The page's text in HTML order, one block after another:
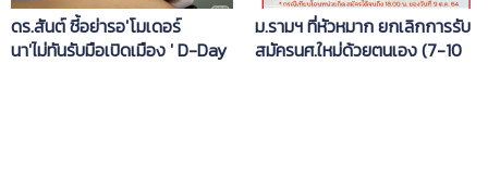
ดร.สันต์ ชี้อย่ารอ'โมเดอร์
นา'ไม่ทันรับมือเปิดเมือง ' D-Day
ม.รามฯ ที่หัวหมาก ยกเลิกการรับ
สมัครนศ.ใหม่ด้วยตนเอง (7-10